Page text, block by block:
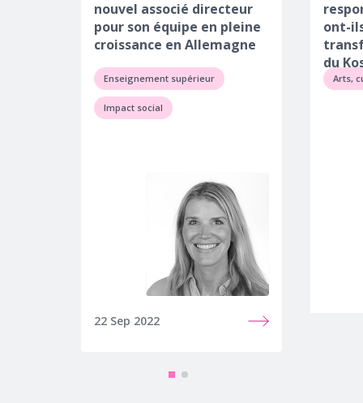
nouvel associé directeur
pour son équipe en pleine
croissance en Allemagne
Enseignement supérieur
Impact social
22 Sep 2022
ont-
du
Arts,